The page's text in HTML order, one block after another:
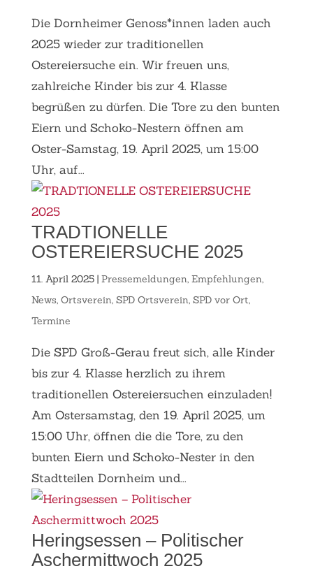
Die Dornheimer Genoss*innen laden auch
2025 wieder zur traditionellen
Ostereiersuche ein. Wir freuen uns,
zahlreiche Kinder bis zur 4. Klasse
begrüßen zu dürfen. Die Tore zu den bunten
Eiern und Schoko-Nestern öffnen am
Oster-Samstag, 19. April 2025, um 15:00
Uhr, auf...
TRADTIONELLE
OSTEREIERSUCHE 2025
11. April 2025| Pressemeldungen, Empfehlungen,
News, Ortsverein, SPD Ortsverein, SPD vor Ort,
Termine
Die SPD Groß-Gerau freut sich, alle Kinder
bis zur 4. Klasse herzlich zu ihrem
traditionellen Ostereiersuchen einzuladen!
Am Ostersamstag, den 19. April 2025, um
15:00 Uhr, öffnen die die Tore, zu den
bunten Eiern und Schoko-Nester in den
Stadtteilen Dornheim und...
Heringsessen – Politischer
Aschermittwoch 2025